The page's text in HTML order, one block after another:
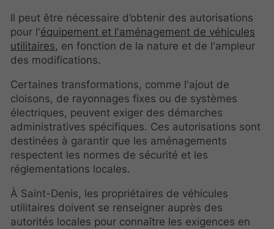
Il peut être nécessaire d’obtenir des autorisations
pour l'équipement et l'aménagement de véhicules
utilitaires, en fonction de la nature et de l'ampleur
des modifications.
Certaines transformations, comme l'ajout de
cloisons, de rayonnages fixes ou de systèmes
électriques, peuvent exiger des démarches
administratives spécifiques. Ces autorisations sont
destinées à garantir que les aménagements
respectent les normes de sécurité et les
réglementations locales.
À Saint-Denis, les propriétaires de véhicules
utilitaires doivent se renseigner auprès des
autorités locales pour connaître les exigences en